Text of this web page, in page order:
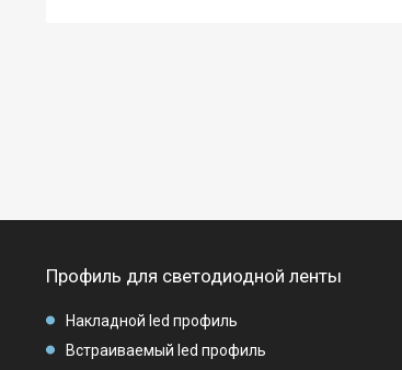
Профиль для светодиодной ленты
Накладной led профиль
Встраиваемый led профиль